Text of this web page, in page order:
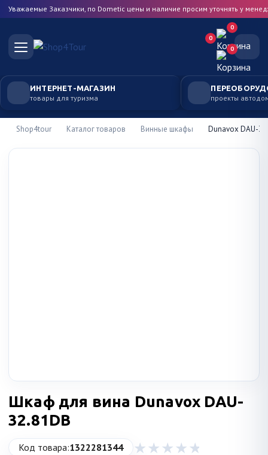
Уважаемые Заказчики, по Dometic цены и наличие просим уточнять у
0
0
0
ИНТЕРНЕТ-МАГАЗИН
товары для туризма проекты
Shop4tour Каталог товаров Винные шкафы Dunavox DAU-
Шкаф для вина Dunavox DAU-
32.81DB
Код товара:1322281344